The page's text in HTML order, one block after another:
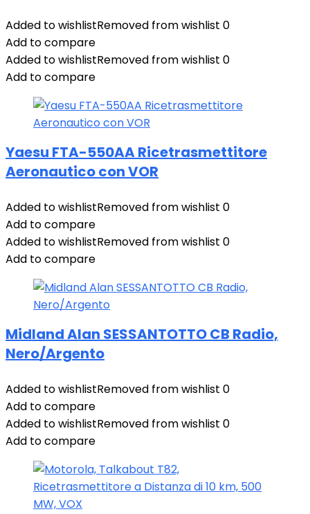
Added to wishlistRemoved from wishlist 0
Add to compare
Added to wishlistRemoved from wishlist 0
Add to compare
Yaesu FTA-550AA Ricetrasmettitore
Aeronautico con VOR
Added to wishlistRemoved from wishlist 0
Add to compare
Added to wishlistRemoved from wishlist 0
Add to compare
Midland Alan SESSANTOTTO CB Radio,
Nero/Argento
Added to wishlistRemoved from wishlist 0
Add to compare
Added to wishlistRemoved from wishlist 0
Add to compare